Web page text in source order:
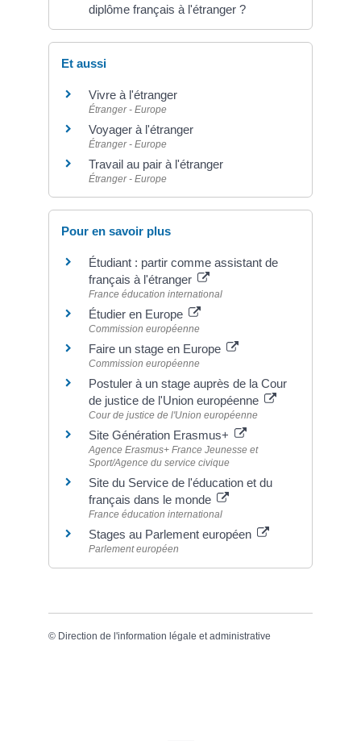
diplôme français à l'étranger ?
Et aussi
Vivre à l'étranger
Étranger - Europe
Voyager à l'étranger
Étranger - Europe
Travail au pair à l'étranger
Étranger - Europe
Pour en savoir plus
Étudiant : partir comme assistant de
français à l'étranger
France éducation international
Étudier en Europe
Commission européenne
Faire un stage en Europe
Commission européenne
Postuler à un stage auprès de la Cour
de justice de l'Union européenne
Cour de justice de l'Union européenne
Site Génération Erasmus+
Agence Erasmus+ France Jeunesse et
Sport/Agence du service civique
Site du Service de l'éducation et du
français dans le monde
France éducation international
Stages au Parlement européen
Parlement européen
© Direction de l'information légale et administrative